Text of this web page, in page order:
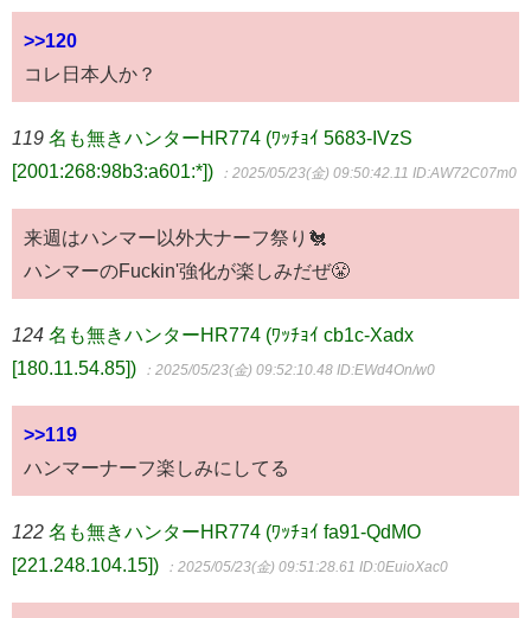
>>120
コレ日本人か？
119 名も無きハンターHR774 (ﾜｯﾁｮｲ 5683-IVzS
[2001:268:98b3:a601:*])
：2025/05/23(金) 09:50:42.11 ID:AW72C07m0
来週はハンマー以外大ナーフ祭り🐔
ハンマーのFuckin'強化が楽しみだぜ😤
124 名も無きハンターHR774 (ﾜｯﾁｮｲ cb1c-Xadx
[180.11.54.85])
：2025/05/23(金) 09:52:10.48 ID:EWd4On/w0
>>119
ハンマーナーフ楽しみにしてる
122 名も無きハンターHR774 (ﾜｯﾁｮｲ fa91-QdMO
[221.248.104.15])
：2025/05/23(金) 09:51:28.61 ID:0EuioXac0